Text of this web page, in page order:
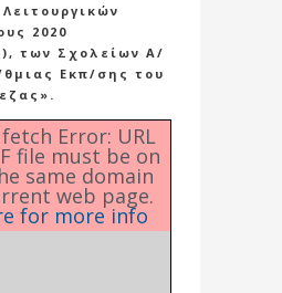
2020
των Σχολείων Α/
θμιας Εκπ/σης του
Error: URL
file must be on
same domain
web page.
for more info